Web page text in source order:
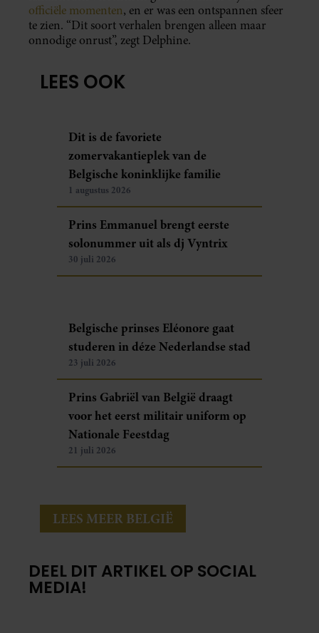
officiële momenten, en er was een ontspannen sfeer
te zien. “Dit soort verhalen brengen alleen maar
onnodige onrust”, zegt Delphine.
LEES OOK
Dit is de favoriete
zomervakantieplek van de
Belgische koninklijke familie
1 augustus 2026
Prins Emmanuel brengt eerste
solonummer uit als dj Vyntrix
30 juli 2026
Belgische prinses Eléonore gaat
studeren in déze Nederlandse stad
23 juli 2026
Prins Gabriël van België draagt
voor het eerst militair uniform op
Nationale Feestdag
21 juli 2026
LEES MEER BELGIË
DEEL DIT ARTIKEL OP SOCIAL
MEDIA!